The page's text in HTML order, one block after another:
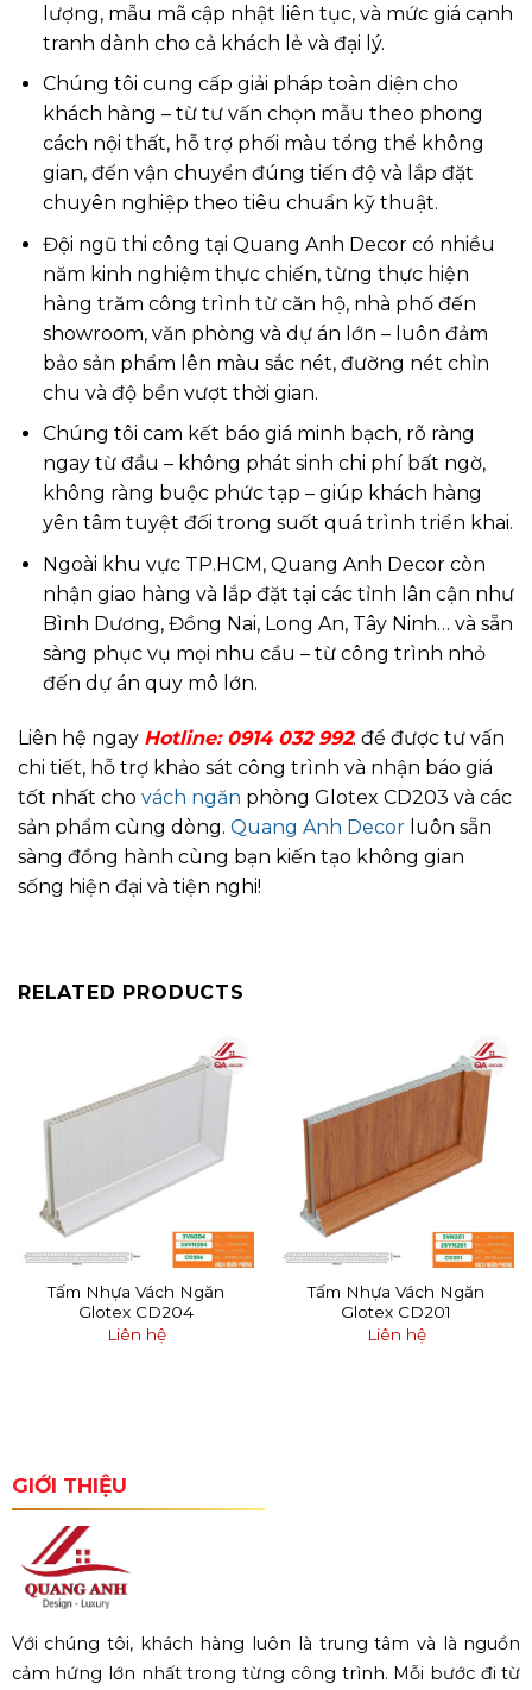
lượng, mẫu mã cập nhật liên tục, và mức giá cạnh
tranh dành cho cả khách lẻ và đại lý.
Chúng tôi cung cấp giải pháp toàn diện cho
khách hàng – từ tư vấn chọn mẫu theo phong
cách nội thất, hỗ trợ phối màu tổng thể không
gian, đến vận chuyển đúng tiến độ và lắp đặt
chuyên nghiệp theo tiêu chuẩn kỹ thuật.
Đội ngũ thi công tại Quang Anh Decor có nhiều
năm kinh nghiệm thực chiến, từng thực hiện
hàng trăm công trình từ căn hộ, nhà phố đến
showroom, văn phòng và dự án lớn – luôn đảm
bảo sản phẩm lên màu sắc nét, đường nét chỉn
chu và độ bền vượt thời gian.
Chúng tôi cam kết báo giá minh bạch, rõ ràng
ngay từ đầu – không phát sinh chi phí bất ngờ,
không ràng buộc phức tạp – giúp khách hàng
yên tâm tuyệt đối trong suốt quá trình triển khai.
Ngoài khu vực TP.HCM, Quang Anh Decor còn
nhận giao hàng và lắp đặt tại các tỉnh lân cận như
Bình Dương, Đồng Nai, Long An, Tây Ninh… và sẵn
sàng phục vụ mọi nhu cầu – từ công trình nhỏ
đến dự án quy mô lớn.
Liên hệ ngay Hotline: 0914 032 992. để được tư vấn
chi tiết, hỗ trợ khảo sát công trình và nhận báo giá
tốt nhất cho vách ngăn phòng Glotex CD203 và các
sản phẩm cùng dòng. Quang Anh Decor luôn sẵn
sàng đồng hành cùng bạn kiến tạo không gian
sống hiện đại và tiện nghi!
RELATED PRODUCTS
Tấm Nhựa Vách Ngăn
Glotex CD204
Liên hệ
Tấm Nhựa Vách Ngăn
Glotex CD201
Liên hệ
GIỚI THIỆU
Với chúng tôi, khách hàng luôn là trung tâm và là nguồn
cảm hứng lớn nhất trong từng công trình. Mỗi bước đi từ